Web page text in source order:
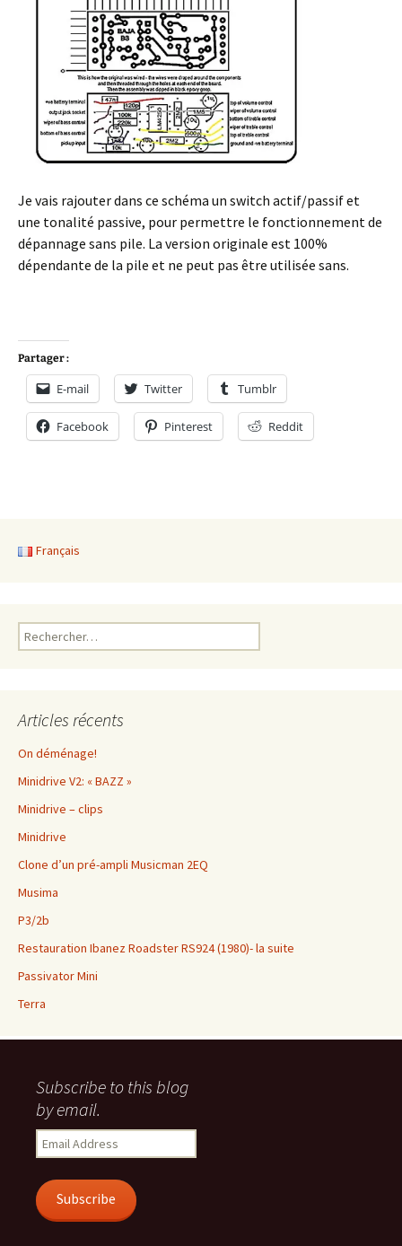
Je vais rajouter dans ce schéma un switch actif/passif et
une tonalité passive, pour permettre le fonctionnement de
dépannage sans pile. La version originale est 100%
dépendante de la pile et ne peut pas être utilisée sans.
Partager :
E-mail Twitter Tumblr
Facebook Pinterest Reddit
Français
Rechercher :
Articles récents
On déménage!
Minidrive V2: « BAZZ »
Minidrive – clips
Minidrive
Clone d’un pré-ampli Musicman 2EQ
Musima
P3/2b
Restauration Ibanez Roadster RS924 (1980)- la suite
Passivator Mini
Terra
Subscribe to this blog
by email.
Email
Address
Subscribe